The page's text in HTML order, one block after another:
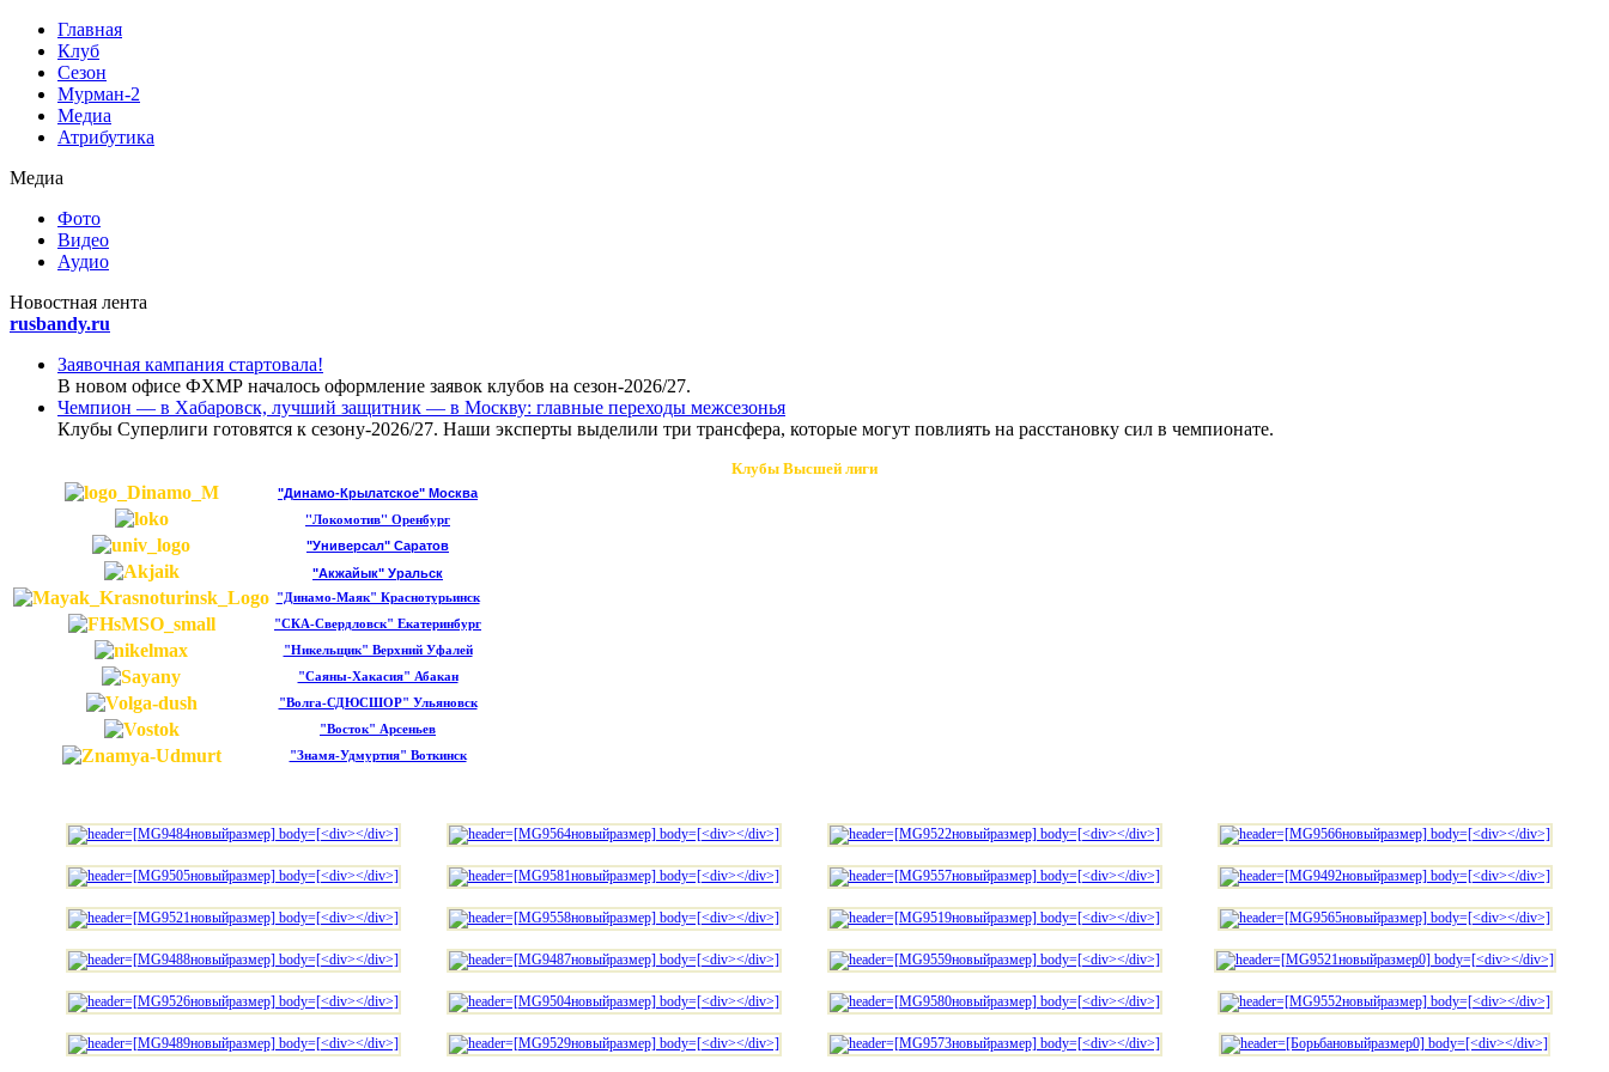
Главная
Клуб
Сезон
Мурман-2
Медиа
Атрибутика
Медиа
Фото
Видео
Аудио
Новoстная лента
rusbandy.ru
Заявочная кампания стартовала!
В новом офисе ФХМР началось оформление заявок клубов на сезон-2026/27.
Чемпион — в Хабаровск, лучший защитник — в Москву: главные переходы межсезонья
Клубы Суперлиги готовятся к сезону-2026/27. Наши эксперты выделили три трансфера, которые могут повлиять на расстановку сил в чемпионате.
Клубы Высшей лиги
"Динамо-Крылатское" Москва
"Локомотив" Оренбург
"Универсал" Саратов
"Акжайык" Уральск
"Динамо-Маяк" Краснотурьинск
"СКА-Свердловск" Екатеринбург
"Никельщик" Верхний Уфалей
"Саяны-Хакасия" Абакан
"Волга-СДЮСШОР" Ульяновск
"Восток" Арсеньев
"Знамя-Удмуртия" Воткинск